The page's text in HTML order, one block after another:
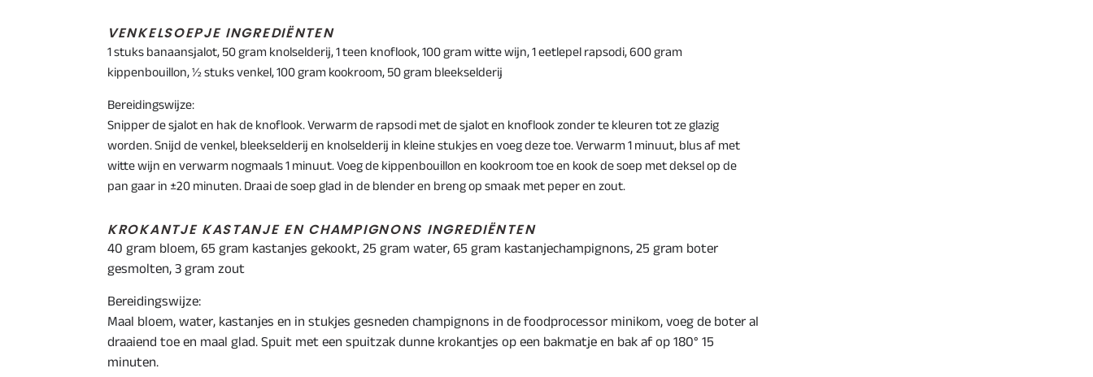
VENKELSOEPJE INGREDIËNTEN
1 stuks banaansjalot, 50 gram knolselderij, 1 teen knoflook, 100 gram witte wijn, 1 eetlepel rapsodi, 600 gram
kippenbouillon, ½ stuks venkel, 100 gram kookroom, 50 gram bleekselderij
Bereidingswijze:
Snipper de sjalot en hak de knoflook. Verwarm de rapsodi met de sjalot en knoflook zonder te kleuren tot ze glazig
worden. Snijd de venkel, bleekselderij en knolselderij in kleine stukjes en voeg deze toe. Verwarm 1 minuut, blus af met
witte wijn en verwarm nogmaals 1 minuut. Voeg de kippenbouillon en kookroom toe en kook de soep met deksel op de
pan gaar in ±20 minuten. Draai de soep glad in de blender en breng op smaak met peper en zout.
KROKANTJE KASTANJE EN CHAMPIGNONS INGREDIËNTEN
40 gram bloem, 65 gram kastanjes gekookt, 25 gram water, 65 gram kastanjechampignons, 25 gram boter
gesmolten, 3 gram zout
Bereidingswijze:
Maal bloem, water, kastanjes en in stukjes gesneden champignons in de foodprocessor minikom, voeg de boter al
draaiend toe en maal glad. Spuit met een spuitzak dunne krokantjes op een bakmatje en bak af op 180° 15
minuten.